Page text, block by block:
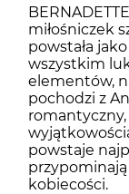
miłośniczek
powstała
wszystkim
elementów,
pochodzi z
powstaje
przypominają
kobiecości.